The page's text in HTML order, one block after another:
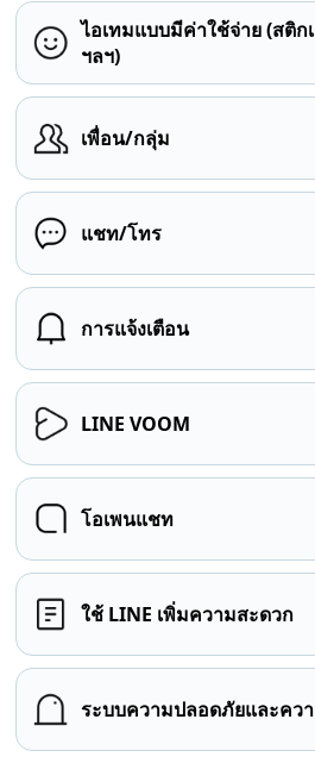
ไอเทมแบบมีค่าใช้จ่าย (สติก
ฯลฯ)
เพื่อน/กลุ่ม
แชท/โทร
การแจ้งเตือน
LINE VOOM
โอเพนแชท
ใช้ LINE เพิ่มความสะดวก
ระบบความปลอดภัยและคว